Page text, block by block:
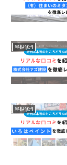
屋根修理
屋根修理